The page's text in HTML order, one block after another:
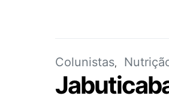
Colunistas